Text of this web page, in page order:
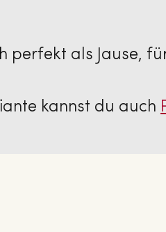
perfekt als Jause,
kannst du auch